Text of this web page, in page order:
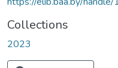
Collections
2023